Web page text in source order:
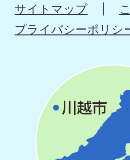
サイトマップ
プライバシーポリシ